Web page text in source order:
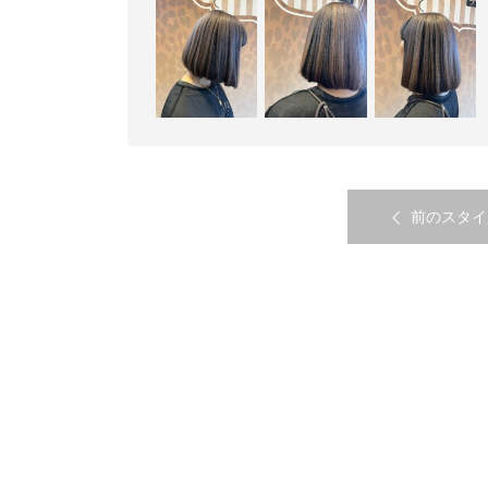
前のスタ